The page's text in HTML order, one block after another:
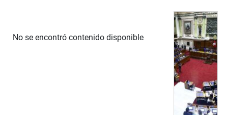
No se encontró contenido disponible